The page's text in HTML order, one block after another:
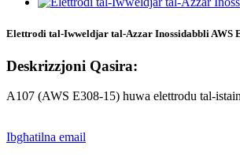
Elettrodi tal-Iwweldjar tal-Azzar Inossidabbli
Deskrizzjoni Qasira:
A107 (AWS E308-15) huwa elettrodu tal-
Ibgħatilna email